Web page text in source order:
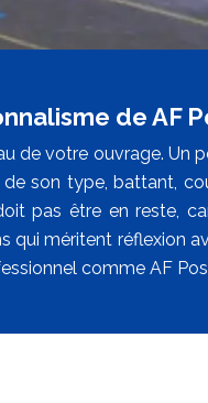
de AF
de votre ouvrage. Un
son type, battant,
pas être en reste,
méritent réflexion
comme AF